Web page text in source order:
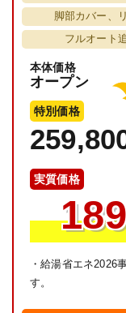
脚部カバー、
フルオート
本体価格
オープン
特別価格
実質価格
・給湯省エネ2026
す。